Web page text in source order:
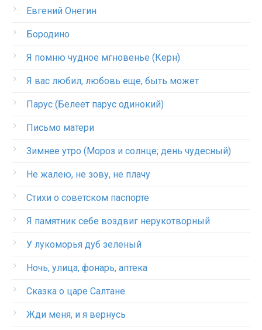
Евгений Онегин
Бородино
Я помню чудное мгновенье (Керн)
Я вас любил, любовь еще, быть может
Парус (Белеет парус одинокий)
Письмо матери
Зимнее утро (Мороз и солнце; день чудесный)
Не жалею, не зову, не плачу
Стихи о советском паспорте
Я памятник себе воздвиг нерукотворный
У лукоморья дуб зеленый
Ночь, улица, фонарь, аптека
Сказка о царе Салтане
Жди меня, и я вернусь